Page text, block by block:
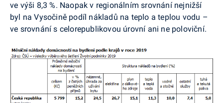
ve výši 8,3 %. Naopak v regionálním srovnání nejnižší
byl na Vysočině podíl nákladů na teplo a teplou vodu –
ve srovnání s celorepublikovou úrovní ani ne poloviční.